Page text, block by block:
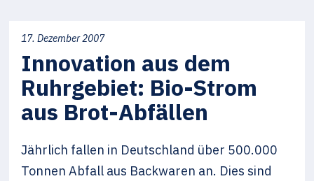
17. Dezember 2007
Innovation aus dem
Ruhrgebiet: Bio-Strom
aus Brot-Abfällen
Jährlich fallen in Deutschland über 500.000
Tonnen Abfall aus Backwaren an. Dies sind